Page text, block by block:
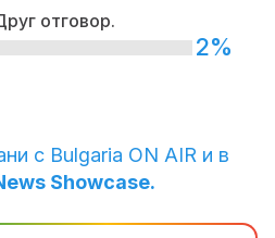
отговор.
2%
с Bulgaria ON AIR и в
Showcase.